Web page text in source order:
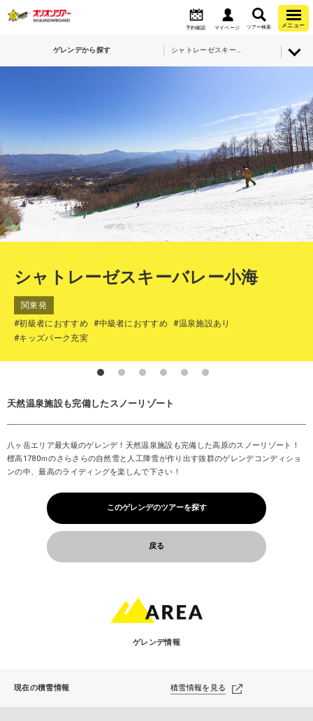
予約確認 マイページ ツアー検索 メニュー
ゲレンデから探す
シャトレーゼスキーバレー小海
関東発
#初級者におすすめ
#中級者におすすめ
#温泉施設あり
#キッズパーク充実
天然温泉施設も完備したスノーリゾート
八ヶ岳エリア最大級のゲレンデ！天然温泉施設も完備した高原のスノーリゾート！
標高1780ｍのさらさらの自然雪と人工降雪が作り出す抜群のゲレンデコンディショ
ンの中、最高のライディングを楽しんで下さい！
このゲレンデのツアーを探す
戻る
ゲレンデ情報
現在の積雪情報 積雪情報を見る